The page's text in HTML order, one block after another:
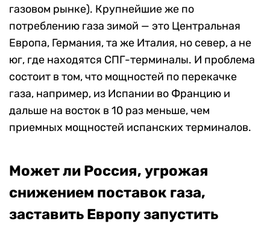
газовом рынке). Крупнейшие же по
потреблению газа зимой — это Центральная
Европа, Германия, та же Италия, но север, а не
юг, где находятся СПГ-терминалы. И проблема
состоит в том, что мощностей по перекачке
газа, например, из Испании во Францию и
дальше на восток в 10 раз меньше, чем
приемных мощностей испанских терминалов.
Может ли Россия, угрожая
снижением поставок газа,
заставить Европу запустить